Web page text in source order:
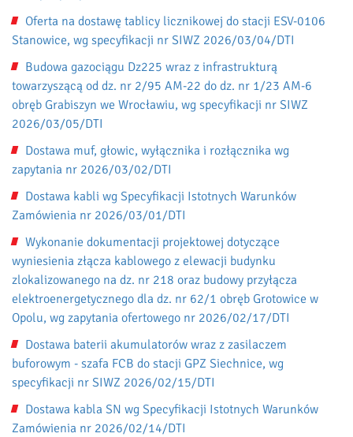
Oferta na dostawę tablicy licznikowej do stacji ESV-0106
Stanowice, wg specyfikacji nr SIWZ 2026/03/04/DTI
Budowa gazociągu Dz225 wraz z infrastrukturą
towarzyszącą od dz. nr 2/95 AM-22 do dz. nr 1/23 AM-6
obręb Grabiszyn we Wrocławiu, wg specyfikacji nr SIWZ
2026/03/05/DTI
Dostawa muf, głowic, wyłącznika i rozłącznika wg
zapytania nr 2026/03/02/DTI
Dostawa kabli wg Specyfikacji Istotnych Warunków
Zamówienia nr 2026/03/01/DTI
Wykonanie dokumentacji projektowej dotyczące
wyniesienia złącza kablowego z elewacji budynku
zlokalizowanego na dz. nr 218 oraz budowy przyłącza
elektroenergetycznego dla dz. nr 62/1 obręb Grotowice w
Opolu, wg zapytania ofertowego nr 2026/02/17/DTI
Dostawa baterii akumulatorów wraz z zasilaczem
buforowym - szafa FCB do stacji GPZ Siechnice, wg
specyfikacji nr SIWZ 2026/02/15/DTI
Dostawa kabla SN wg Specyfikacji Istotnych Warunków
Zamówienia nr 2026/02/14/DTI